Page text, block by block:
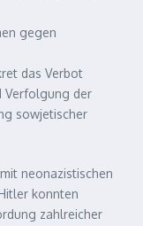
gegen
das Verbot
Verfolgung der
sowjetischer
neonazistischen
konnten
zahlreicher